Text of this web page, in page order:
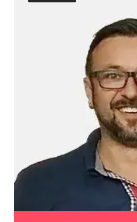
Scheinwerfereinstellung
Servicerückstellung
Steuergerät Initialisierung
Turbolader
unbekannte Funktion
Zurücksetzen der AGR
Verfügbarkeit abhängig von